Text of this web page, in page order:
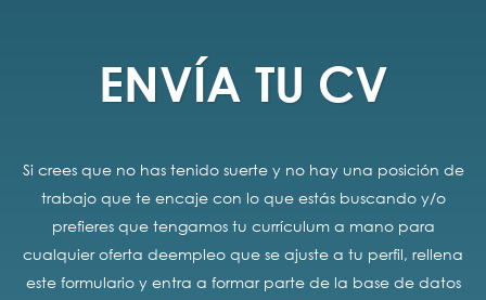
ENVÍA TU CV
Si crees que no has tenido suerte y no hay una posición de
trabajo que te encaje con lo que estás buscando y/o
prefieres que tengamos tu currículum a mano para
cualquier oferta deempleo que se ajuste a tu perfil, rellena
este formulario y entra a formar parte de la base de datos